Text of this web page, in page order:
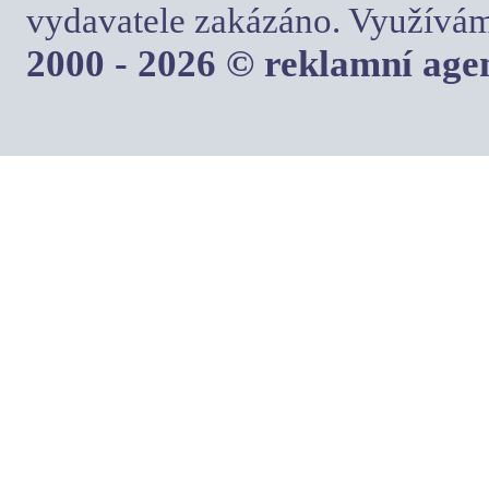
vydavatele zakázáno.
2000 - 2026 © reklamní